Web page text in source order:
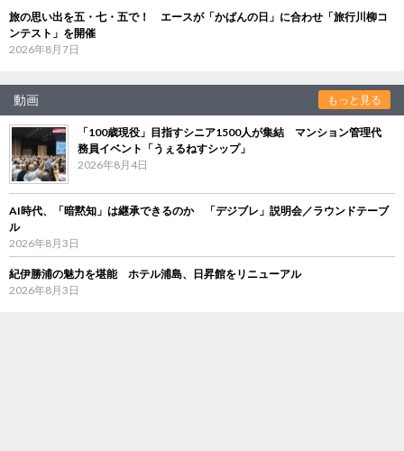
旅の思い出を五・七・五で！ エースが「かばんの日」に合わせ「旅行川柳コ
ンテスト」を開催
2026年8月7日
動画 もっと見る
「100歳現役」目指すシニア1500人が集結 マンション管理代
務員イベント「うぇるねすシップ」
2026年8月4日
AI時代、「暗黙知」は継承できるのか 「デジブレ」説明会／ラウンドテーブ
ル
2026年8月3日
紀伊勝浦の魅力を堪能 ホテル浦島、日昇館をリニューアル
2026年8月3日